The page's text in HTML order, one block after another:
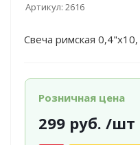
Артикул: 2616
Свеча римская
Розничная цена
299руб. /шт